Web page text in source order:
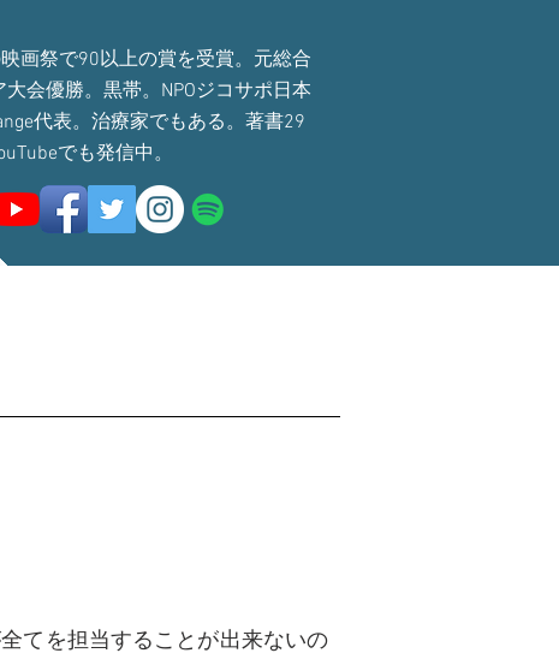
画祭で90以上の賞を受賞。元総合
会優勝。黒帯。NPOジコサポ日本
代表。治療家でもある。著書29
でも発信中。
てを担当することが出来ないの